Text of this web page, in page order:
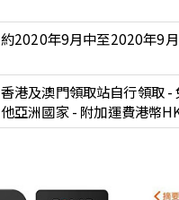
約2020年9月中至2020年9
香港及澳門領取站自行領取
他亞洲國家 - 附加運費港幣